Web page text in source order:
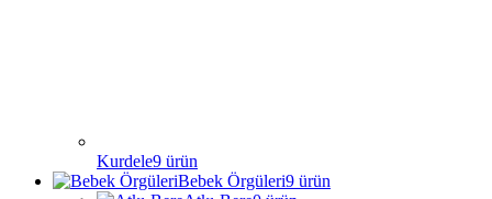
Kurdele9 ürün
Bebek Örgüleri9 ürün